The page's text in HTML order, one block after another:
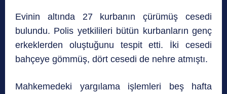
Evinin altında 27 kurbanın çürümüş cesedi
bulundu. Polis yetkilileri bütün kurbanların genç
erkeklerden oluştuğunu tespit etti. İki cesedi
bahçeye gömmüş, dört cesedi de nehre atmıştı.
Mahkemedeki yargılama işlemleri beş hafta